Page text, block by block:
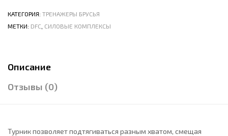
КАТЕГОРИЯ: ТРЕНАЖЕРЫ БРУСЬЯ
МЕТКИ: DFC СИЛОВЫЕ КОМПЛЕКСЫ
Описание
Отзывы (0)
Турник позволяет подтягиваться разным хватом, смещая